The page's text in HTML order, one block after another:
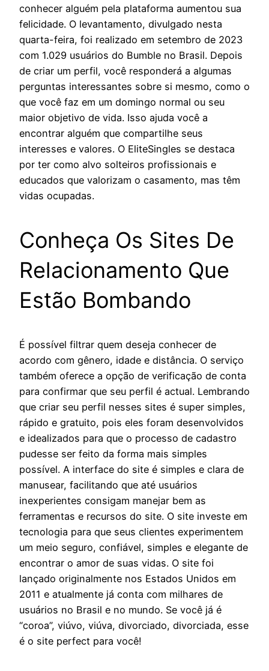
conhecer alguém pela plataforma aumentou sua
felicidade. O levantamento, divulgado nesta
quarta-feira, foi realizado em setembro de 2023
com 1.029 usuários do Bumble no Brasil. Depois
de criar um perfil, você responderá a algumas
perguntas interessantes sobre si mesmo, como o
que você faz em um domingo normal ou seu
maior objetivo de vida. Isso ajuda você a
encontrar alguém que compartilhe seus
interesses e valores. O EliteSingles se destaca
por ter como alvo solteiros profissionais e
educados que valorizam o casamento, mas têm
vidas ocupadas.
Conheça Os Sites De
Relacionamento Que
Estão Bombando
É possível filtrar quem deseja conhecer de
acordo com gênero, idade e distância. O serviço
também oferece a opção de verificação de conta
para confirmar que seu perfil é actual. Lembrando
que criar seu perfil nesses sites é super simples,
rápido e gratuito, pois eles foram desenvolvidos
e idealizados para que o processo de cadastro
pudesse ser feito da forma mais simples
possível. A interface do site é simples e clara de
manusear, facilitando que até usuários
inexperientes consigam manejar bem as
ferramentas e recursos do site. O site investe em
tecnologia para que seus clientes experimentem
um meio seguro, confiável, simples e elegante de
encontrar o amor de suas vidas. O site foi
lançado originalmente nos Estados Unidos em
2011 e atualmente já conta com milhares de
usuários no Brasil e no mundo. Se você já é
“coroa”, viúvo, viúva, divorciado, divorciada, esse
é o site perfect para você!